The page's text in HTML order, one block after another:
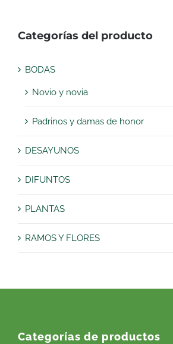
Categorías del producto
BODAS
Novio y novia
Padrinos y damas de honor
DESAYUNOS
DIFUNTOS
PLANTAS
RAMOS Y FLORES
Categorías de productos